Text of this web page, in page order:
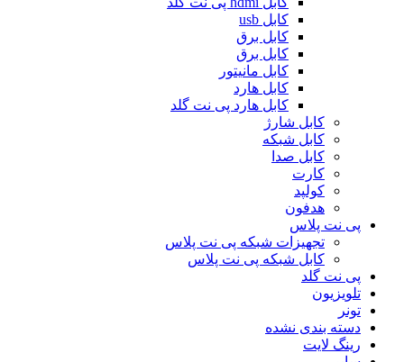
کابل usb
کابل برق
کابل برق
کابل مانیتور
کابل هارد
کابل هارد پی نت گلد
کابل شارژ
کابل شبکه
کابل صدا
کارت
کولپد
هدفون
پی نت پلاس
تجهیزات شبکه پی نت پلاس
کابل شبکه پی نت پلاس
پی نت گلد
تلویزیون
تونر
دسته بندی نشده
رینگ لایت